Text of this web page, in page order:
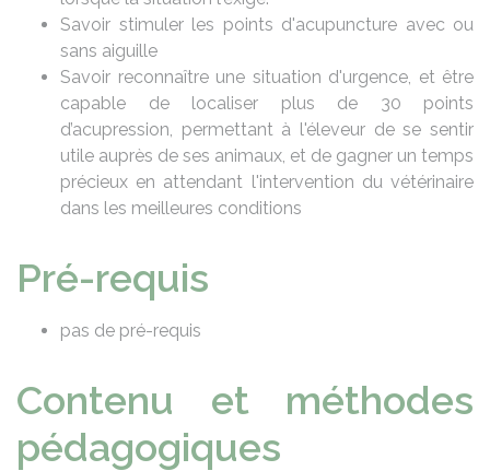
Savoir stimuler les points d'acupuncture avec ou
sans aiguille
Savoir reconnaître une situation d'urgence, et être
capable de localiser plus de 30 points
d’acupression, permettant à l'éleveur de se sentir
utile auprès de ses animaux, et de gagner un temps
précieux en attendant l'intervention du vétérinaire
dans les meilleures conditions
Pré-requis
pas de pré-requis
Contenu et méthodes
pédagogiques